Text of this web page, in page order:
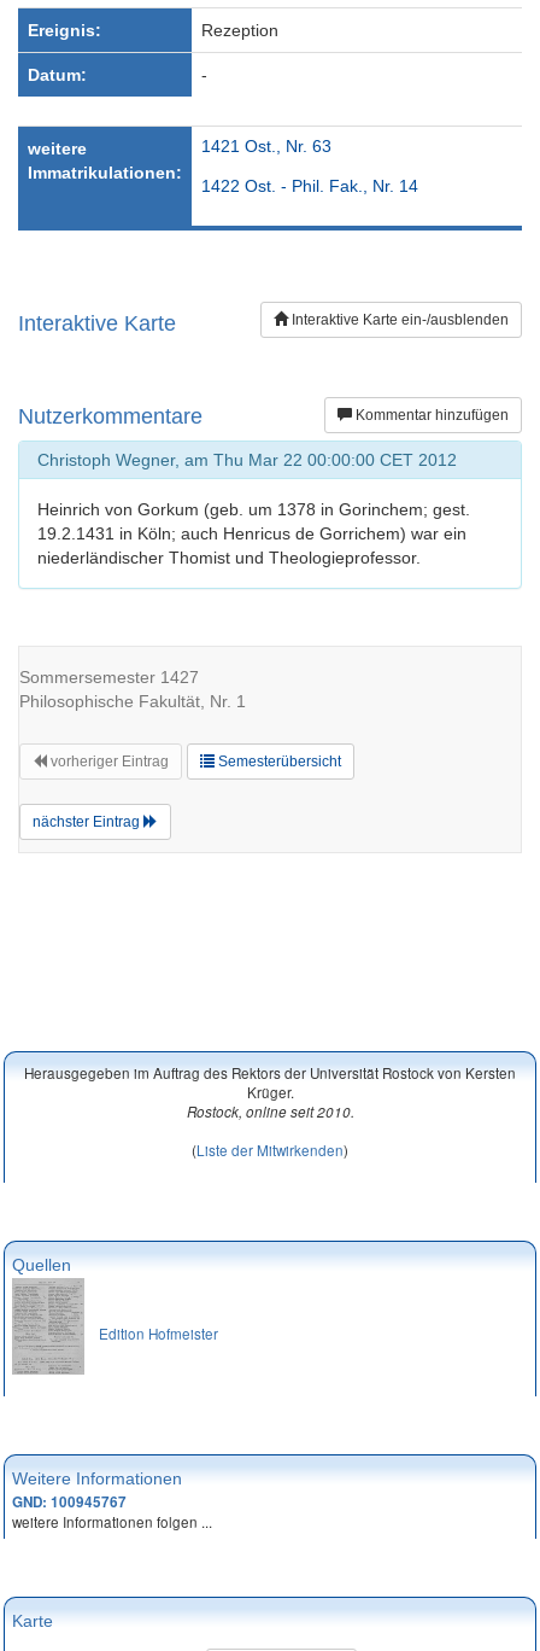
Ereignis: Rezeption
Datum: -
weitere
Immatrikulationen:
1421 Ost., Nr. 63
1422 Ost. - Phil. Fak., Nr. 14
Interaktive Karte ein-/ausblenden
Interaktive Karte
Kommentar hinzufügen
Nutzerkommentare
Christoph Wegner, am Thu Mar 22 00:00:00 CET 2012
Heinrich von Gorkum (geb. um 1378 in Gorinchem; gest.
19.2.1431 in Köln; auch Henricus de Gorrichem) war ein
niederländischer Thomist und Theologieprofessor.
Sommersemester 1427
Philosophische Fakultät, Nr. 1
vorheriger Eintrag Semesterübersicht
nächster Eintrag
Herausgegeben im Auftrag des Rektors der Universität Rostock von Kersten
Krüger.
Rostock, online seit 2010.
(Liste der Mitwirkenden)
Quellen
Edition Hofmeister
Weitere Informationen
GND: 100945767
weitere Informationen folgen ...
Karte